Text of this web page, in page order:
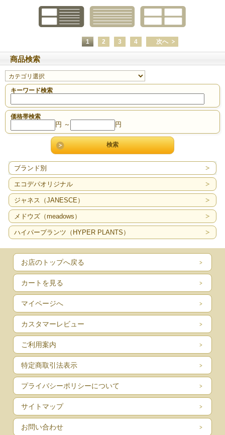
1 2 3 4 次へ
商品検索
キーワード検索
価格帯検索
円 ～ 円
ブランド別
エコデパオリジナル
ジャネス（JANESCE）
メドウズ（meadows）
ハイパープランツ（HYPER PLANTS）
お店のトップへ戻る
カートを見る
マイページへ
カスタマーレビュー
ご利用案内
特定商取引法表示
プライバシーポリシーについて
サイトマップ
お問い合わせ